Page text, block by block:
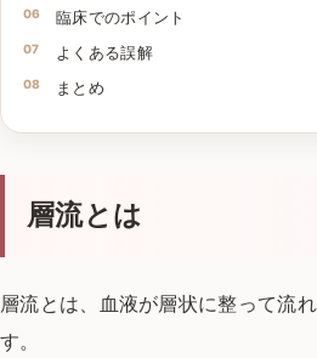
臨床でのポイント
よくある誤解
まとめ
層流とは
層流とは、
血液が層状に整って流
す。